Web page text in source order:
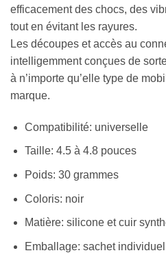
efficacement des chocs, des
tout en évitant les rayures.
Les découpes et accès au
intelligemment conçues de
à n’importe qu’elle type de
marque.
Compatibilité: universelle
Taille: 4.5 à 4.8 pouces
Poids: 30 grammes
Coloris: noir
Matière: silicone et cuir
Emballage: sachet individuel